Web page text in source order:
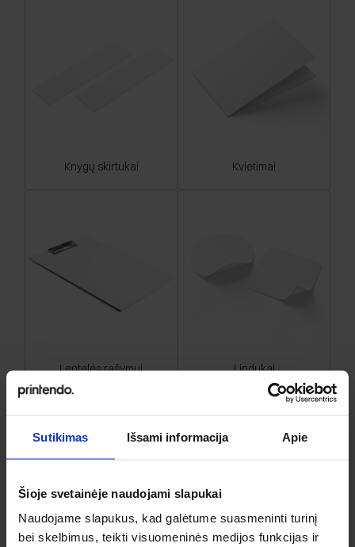
Sutikimas Išsami informacija Apie
Šioje svetainėje naudojami slapukai
Naudojame slapukus, kad galėtume suasmeninti turinį
bei skelbimus, teikti visuomeninės medijos funkcijas ir
Knygų skirtukai Kvietimai
Lentelės rašymui Lipdukai